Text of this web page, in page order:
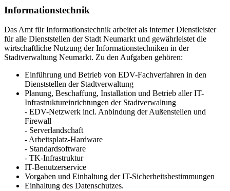
Informationstechnik
Das Amt für Informationstechnik arbeitet als interner Dienstleister
für alle Dienststellen der Stadt Neumarkt und gewährleistet die
wirtschaftliche Nutzung der Informationstechniken in der
Stadtverwaltung Neumarkt. Zu den Aufgaben gehören:
Einführung und Betrieb von EDV-Fachverfahren in den
Dienststellen der Stadtverwaltung
Planung, Beschaffung, Installation und Betrieb aller IT-
Infrastruktureinrichtungen der Stadtverwaltung
- EDV-Netzwerk incl. Anbindung der Außenstellen und
Firewall
- Serverlandschaft
- Arbeitsplatz-Hardware
- Standardsoftware
- TK-Infrastruktur
IT-Benutzerservice
Vorgaben und Einhaltung der IT-Sicherheitsbestimmungen
Einhaltung des Datenschutzes.